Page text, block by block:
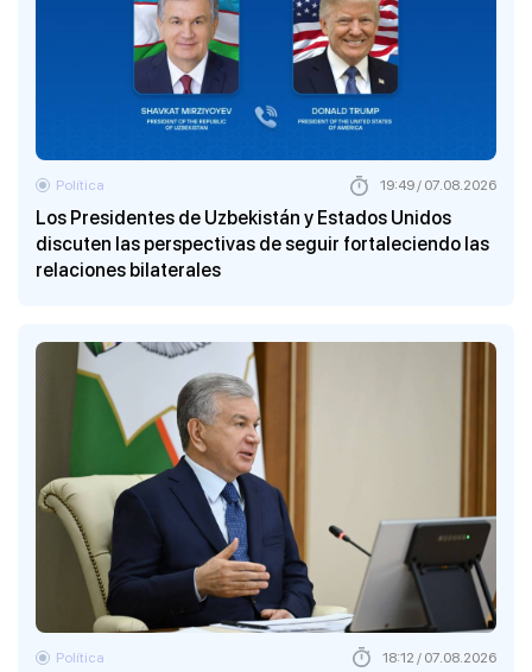
Los Presidentes de Uzbekistán y Estados Unidos
discuten las perspectivas de seguir fortaleciendo las
relaciones bilaterales
Política 19:49 / 07.08.2026
Política 18:12 / 07.08.2026